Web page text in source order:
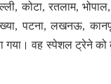
कोटा, रतलाम,
पटना, लखनऊ,
गया। वह स्पेशल ट्रेने